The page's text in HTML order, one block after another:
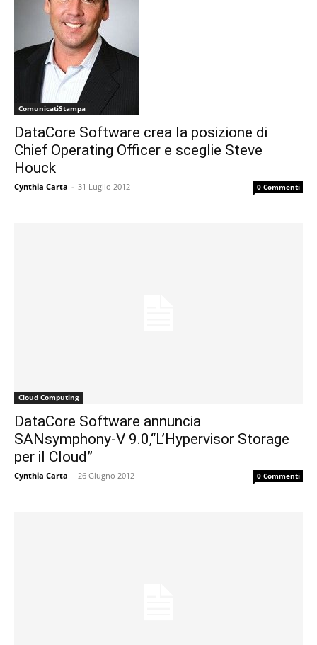
ComunicatiStampa
DataCore Software crea la posizione di
Chief Operating Officer e sceglie Steve
Houck
Cynthia Carta - 31 Luglio 2012 0 Commenti
Cloud Computing
DataCore Software annuncia
SANsymphony-V 9.0,“L’Hypervisor Storage
per il Cloud”
Cynthia Carta - 26 Giugno 2012 0 Commenti